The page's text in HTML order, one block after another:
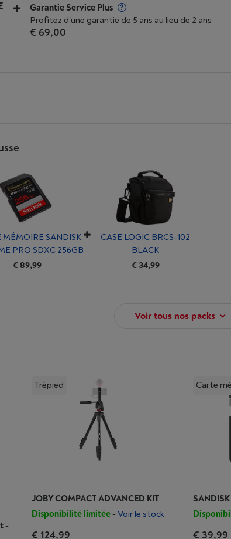
Garantie Service Plus
Profitez d'une garantie de 5 ans au lieu de 2 ans
€ 69,00
MÉMOIRE SANDISK
PRO SDXC 256GB
€ 89,99
CASE LOGIC BRCS-102
BLACK
€ 34,99
Voir tous nos packs
-
Trépied
JOBY COMPACT ADVANCED KIT
Disponibilité limitée- Voir le stock
€ 124,99
Carte
SANDISK
€ 39,99